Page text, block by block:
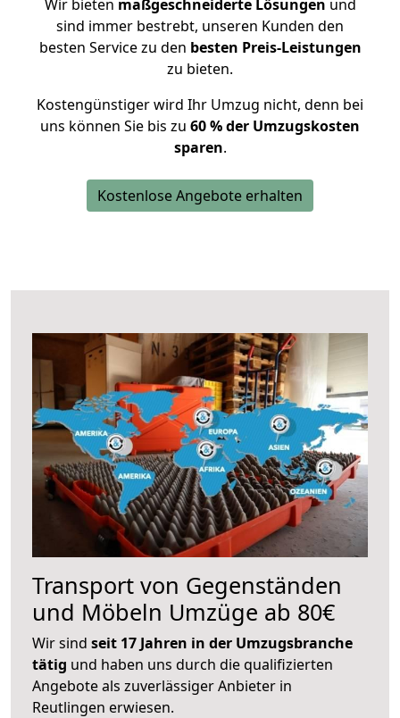
Wir bieten maßgeschneiderte Lösungen und
sind immer bestrebt, unseren Kunden den
besten Service zu den besten Preis-Leistungen
zu bieten.
Kostengünstiger wird Ihr Umzug nicht, denn bei
uns können Sie bis zu 60 % der Umzugskosten
sparen.
Kostenlose Angebote erhalten
Transport von Gegenständen
und Möbeln Umzüge ab 80€
Wir sind seit 17 Jahren in der Umzugsbranche
tätig und haben uns durch die qualifizierten
Angebote als zuverlässiger Anbieter in
Reutlingen erwiesen.